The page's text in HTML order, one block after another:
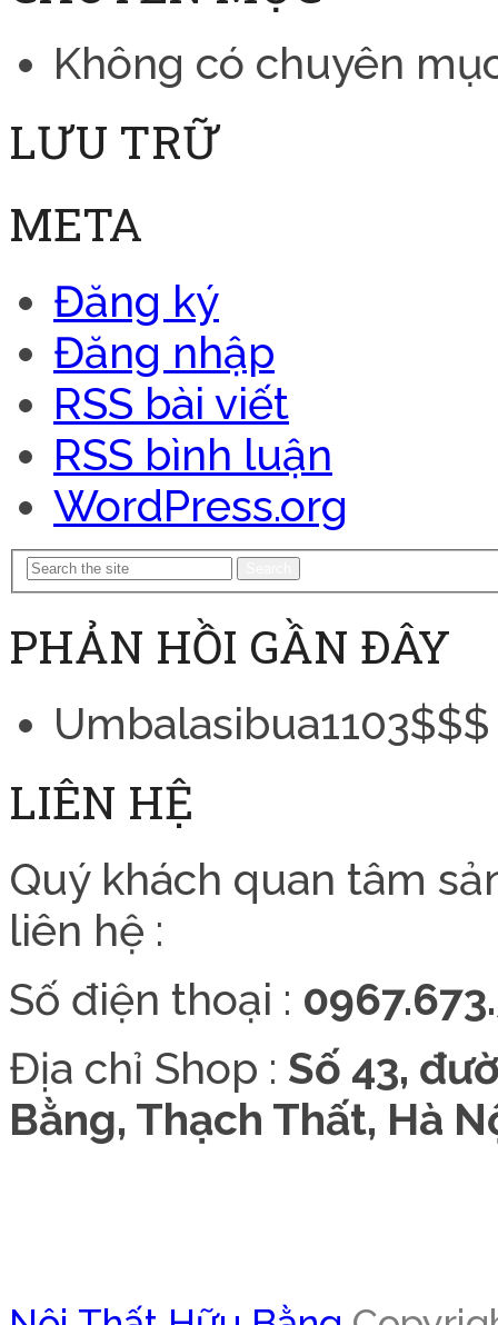
Không có chuyên
LƯU TRỮ
META
Đăng ký
Đăng nhập
RSS bài viết
RSS bình luận
WordPress.org
PHẢN HỒI GẦN ĐÂY
Umbalasibua1103$$$
LIÊN HỆ
Quý khách quan tâm
liên hệ :
Số điện thoại :
Địa chỉ Shop : Số 43,
Bằng, Thạch Thất, Hà